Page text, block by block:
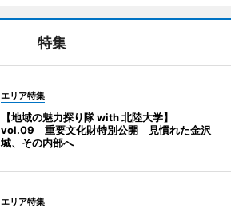
特集
エリア特集
【地域の魅力探り隊 with 北陸大学】
vol.09 重要文化財特別公開 見慣れた金沢
城、その内部へ
エリア特集